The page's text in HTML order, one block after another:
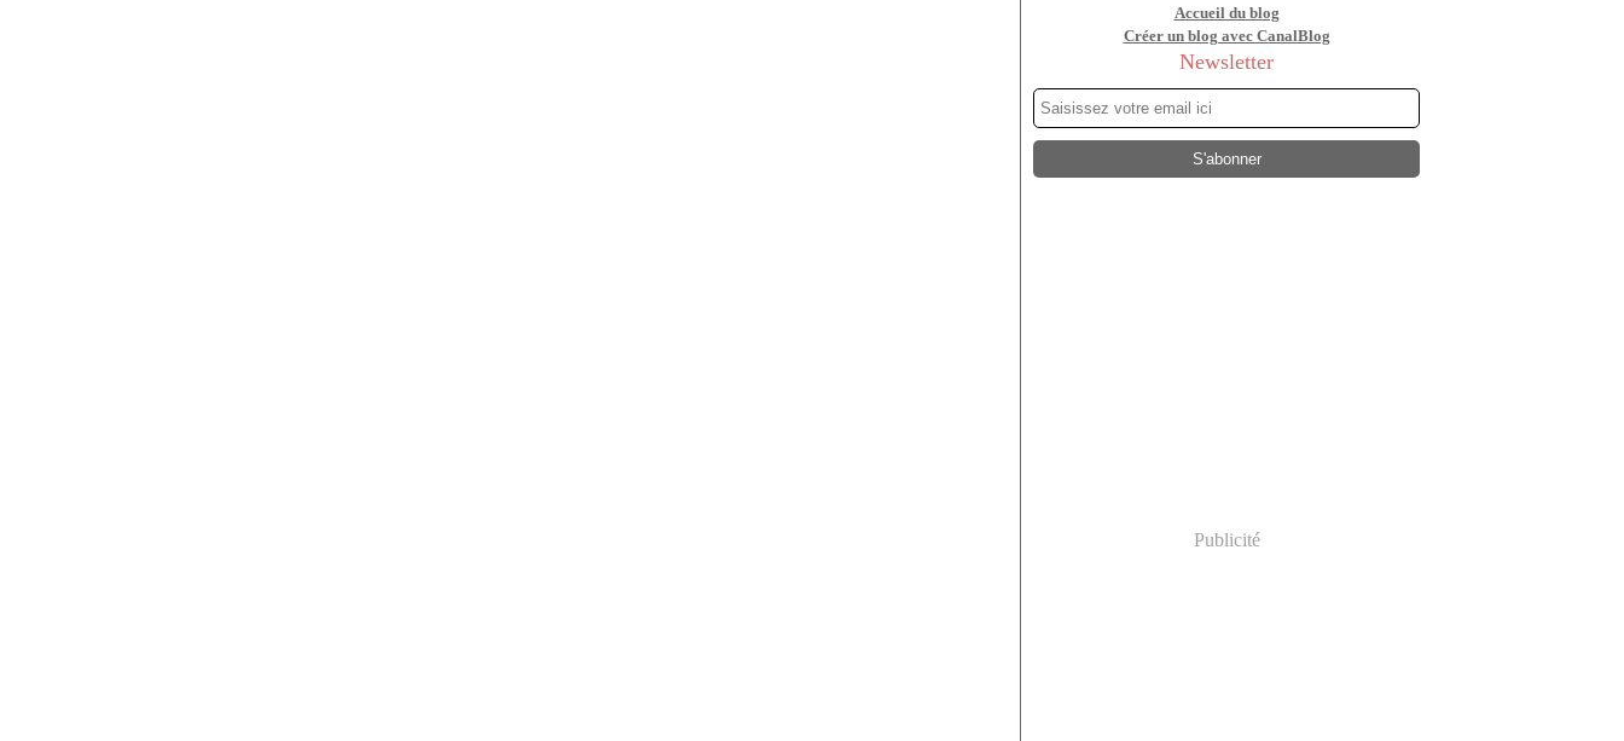
Accueil du blog
Créer un blog avec CanalBlog
Newsletter
Publicité